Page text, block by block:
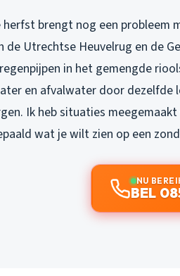
herfst brengt nog een probleem
de Utrechtse Heuvelrug en de
in het gemengde
en afvalwater door dezelfde
Ik heb situaties
wat je wilt zien op een
NU
BEL